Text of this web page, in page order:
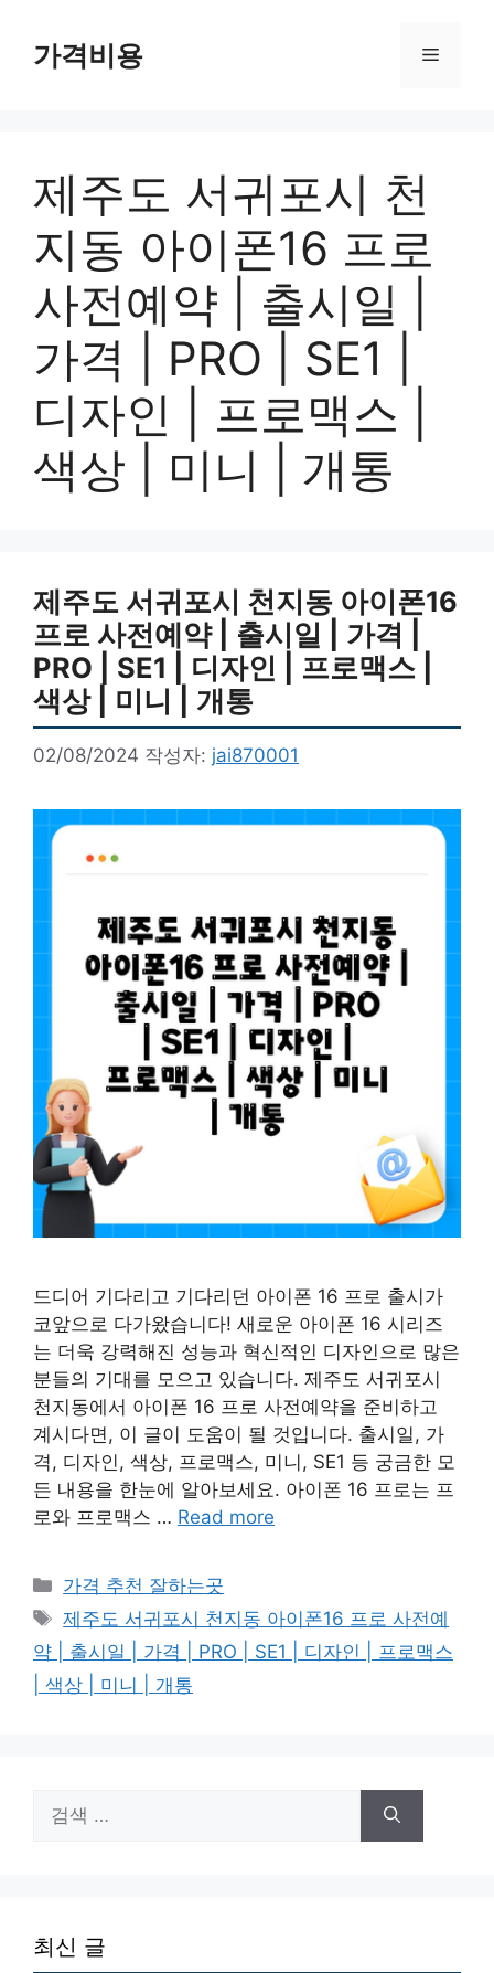
가격비용 메
제주도 서귀포시 천
지동 아이폰16 프로
사전예약 | 출시일 |
가격 | PRO | SE1 |
디자인 | 프로맥스 |
색상 | 미니 | 개통
제주도 서귀포시 천지동 아이폰16
프로 사전예약 | 출시일 | 가격 |
PRO | SE1 | 디자인 | 프로맥스 |
색상 | 미니 | 개통
02/08/2024 작성자: jai870001
드디어 기다리고 기다리던 아이폰 16 프로 출시가
코앞으로 다가왔습니다! 새로운 아이폰 16 시리즈
는 더욱 강력해진 성능과 혁신적인 디자인으로 많은
분들의 기대를 모으고 있습니다. 제주도 서귀포시
천지동에서 아이폰 16 프로 사전예약을 준비하고
계시다면, 이 글이 도움이 될 것입니다. 출시일, 가
격, 디자인, 색상, 프로맥스, 미니, SE1 등 궁금한 모
든 내용을 한눈에 알아보세요. 아이폰 16 프로는 프
로와 프로맥스 … Read more
카
테
고
리
가격 추천 잘하는곳
태
그
제주도 서귀포시 천지동 아이폰16 프로 사전예
약 | 출시일 | 가격 | PRO | SE1 | 디자인 | 프로맥스
| 색상 | 미니 | 개통
색:
최신 글